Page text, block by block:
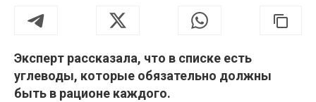
Эксперт рассказала, что в списке есть
углеводы, которые обязательно должны
быть в рационе каждого.